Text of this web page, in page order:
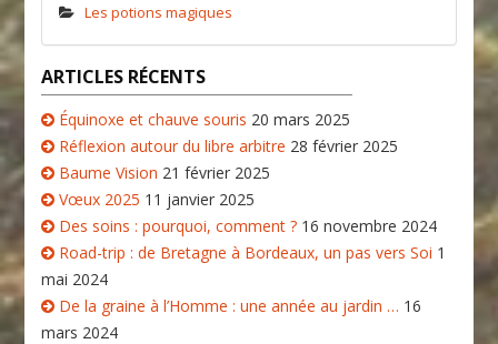
Les potions magiques
ARTICLES RÉCENTS
Équinoxe et chauve souris 20 mars 2025
Réflexion autour du libre arbitre 28 février 2025
Baume Vision 21 février 2025
Vœux 2025 11 janvier 2025
Des soins : pourquoi, comment ? 16 novembre 2024
Road-trip : de Bretagne à Bordeaux, un pas vers Soi 1
mai 2024
De la graine à l’Homme : une année au jardin … 16
mars 2024